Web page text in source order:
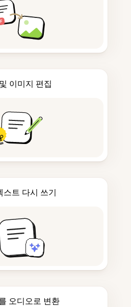
이미지 편집
스트 다시 쓰기
오디오로 변환